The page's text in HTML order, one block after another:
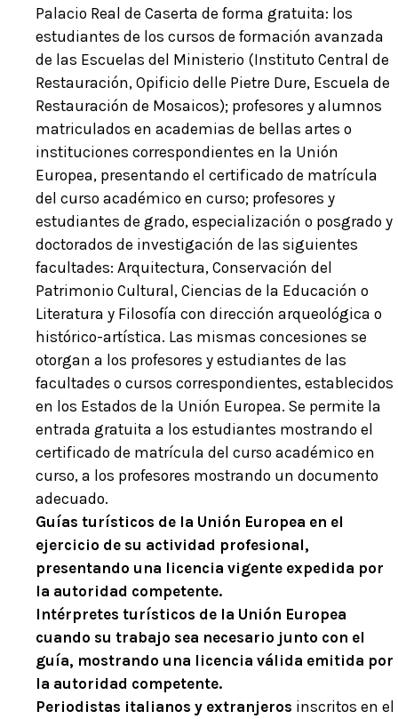
Palacio Real de Caserta de forma gratuita: los
estudiantes de los cursos de formación avanzada
de las Escuelas del Ministerio (Instituto Central de
Restauración, Opificio delle Pietre Dure, Escuela de
Restauración de Mosaicos); profesores y alumnos
matriculados en academias de bellas artes o
instituciones correspondientes en la Unión
Europea, presentando el certificado de matrícula
del curso académico en curso; profesores y
estudiantes de grado, especialización o posgrado y
doctorados de investigación de las siguientes
facultades: Arquitectura, Conservación del
Patrimonio Cultural, Ciencias de la Educación o
Literatura y Filosofía con dirección arqueológica o
histórico-artística. Las mismas concesiones se
otorgan a los profesores y estudiantes de las
facultades o cursos correspondientes, establecidos
en los Estados de la Unión Europea. Se permite la
entrada gratuita a los estudiantes mostrando el
certificado de matrícula del curso académico en
curso, a los profesores mostrando un documento
adecuado.
Guías turísticos de la Unión Europea en el
ejercicio de su actividad profesional,
presentando una licencia vigente expedida por
la autoridad competente.
Intérpretes turísticos de la Unión Europea
cuando su trabajo sea necesario junto con el
guía, mostrando una licencia válida emitida por
la autoridad competente.
Periodistas italianos y extranjeros inscritos en el